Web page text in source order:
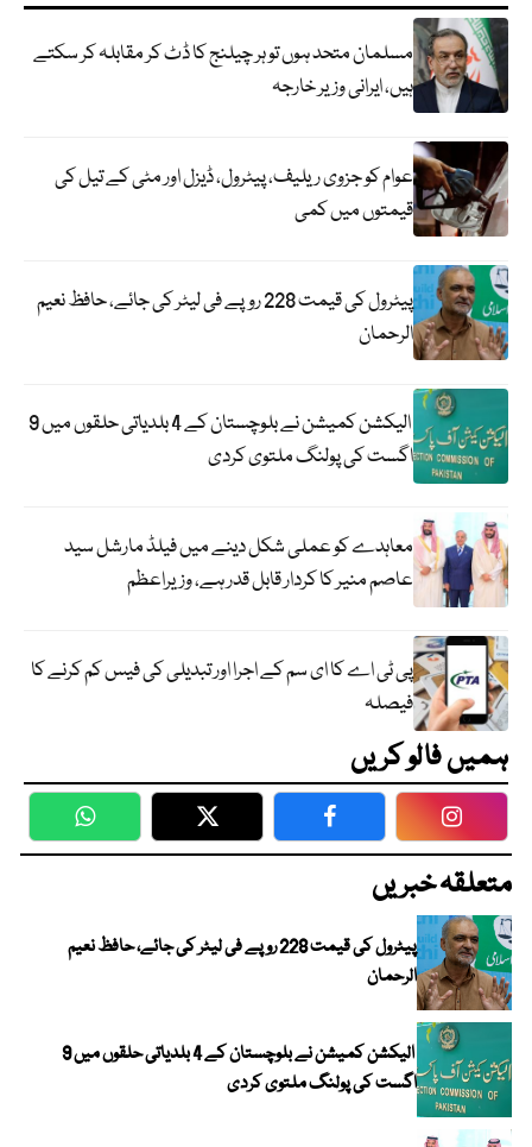
مسلمان متحد ہوں تو ہر چیلنج کا ڈٹ کر مقابلہ کر سکتے
ہیں، ایرانی وزیر خارجہ
عوام کو جزوی ریلیف، پیٹرول، ڈیزل اور مٹی کے تیل کی
قیمتوں میں کمی
پیٹرول کی قیمت 228 روپے فی لیٹر کی جائے، حافظ نعیم
الرحمان
الیکشن کمیشن نے بلوچستان کے 4 بلدیاتی حلقوں میں 9
اگست کی پولنگ ملتوی کردی
معاہدے کو عملی شکل دینے میں فیلڈ مارشل سید
عاصم منیر کا کردار قابل قدر ہے، وزیراعظم
پی ٹی اے کا ای سم کے اجرا اور تبدیلی کی فیس کم کرنے کا
فیصلہ
ہمیں فالو کریں
WhatsApp Twitter Facebook
متعلقہ خبریں
پیٹرول کی قیمت 228 روپے فی لیٹر کی جائے، حافظ نعیم
الرحمان
الیکشن کمیشن نے بلوچستان کے 4 بلدیاتی حلقوں میں 9
اگست کی پولنگ ملتوی کردی